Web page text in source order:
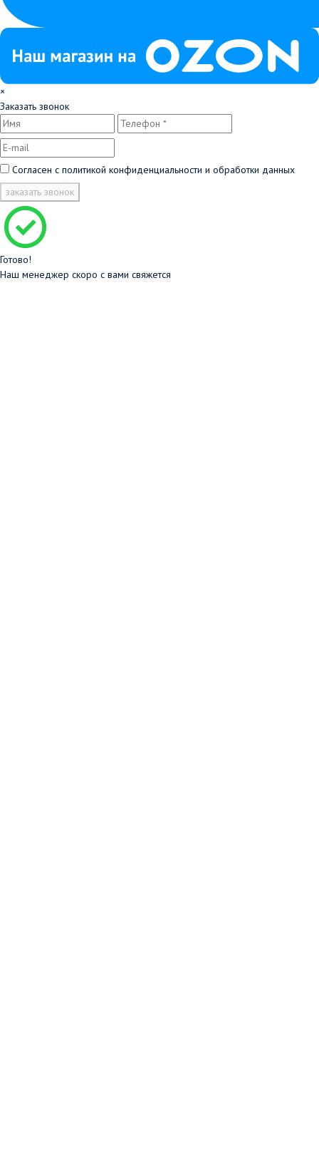
×
Заказать звонок
Согласен с политикой конфиденциальности и обработки данных
заказать звонок
Готово!
Наш менеджер скоро с вами свяжется